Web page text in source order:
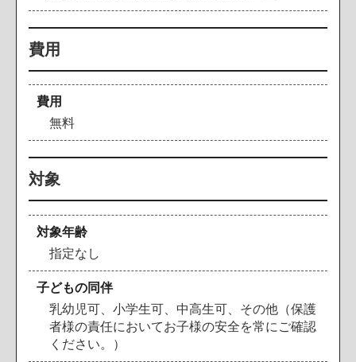
費用
費用
無料
対象
対象年齢
指定なし
子どもの同伴
乳幼児可、小学生可、中高生可、その他（保護
者様の責任においてお子様の安全を常にご確認
ください。）